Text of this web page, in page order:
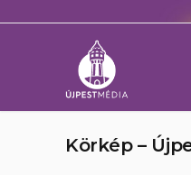
Körkép –